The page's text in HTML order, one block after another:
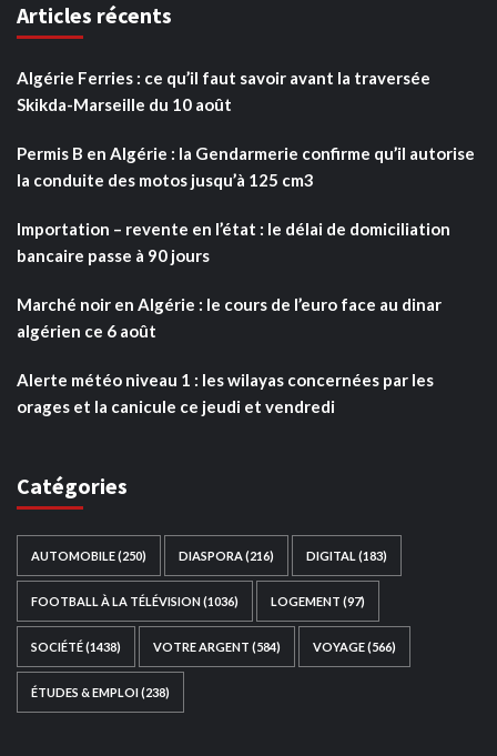
Articles récents
Algérie Ferries : ce qu’il faut savoir avant la traversée
Skikda-Marseille du 10 août
Permis B en Algérie : la Gendarmerie confirme qu’il autorise
la conduite des motos jusqu’à 125 cm3
Importation – revente en l’état : le délai de domiciliation
bancaire passe à 90 jours
Marché noir en Algérie : le cours de l’euro face au dinar
algérien ce 6 août
Alerte météo niveau 1 : les wilayas concernées par les
orages et la canicule ce jeudi et vendredi
Catégories
AUTOMOBILE(250) DIASPORA(216) DIGITAL (183)
FOOTBALL À LA TÉLÉVISION(1036) LOGEMENT (97)
SOCIÉTÉ(1438) VOTRE ARGENT (584) VOYAGE(566)
ÉTUDES & EMPLOI(238)